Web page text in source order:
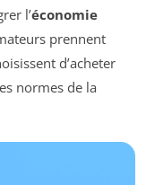
l’économie
prennent
d’acheter
normes de la